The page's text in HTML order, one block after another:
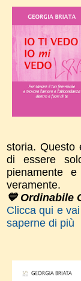
storia. Questo
di essere
pienamente
veramente.
💙 Ordinabile
Clicca qui e
saperne di più